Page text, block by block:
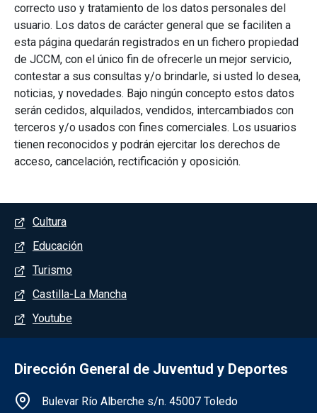
correcto uso y tratamiento de los datos personales del
usuario. Los datos de carácter general que se faciliten a
esta página quedarán registrados en un fichero propiedad
de JCCM, con el único fin de ofrecerle un mejor servicio,
contestar a sus consultas y/o brindarle, si usted lo desea,
noticias, y novedades. Bajo ningún concepto estos datos
serán cedidos, alquilados, vendidos, intercambiados con
terceros y/o usados con fines comerciales. Los usuarios
tienen reconocidos y podrán ejercitar los derechos de
acceso, cancelación, rectificación y oposición.
Menú del pie
Cultura
Educación
Turismo
Castilla-La Mancha
Youtube
Dirección General de Juventud y Deportes
Información de la institución
Bulevar Río Alberche s/n. 45007 Toledo